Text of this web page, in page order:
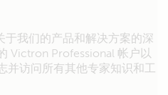
我们的产品和解决方案的深
Victron Professional 帐户以
并访问所有其他专家知识和工